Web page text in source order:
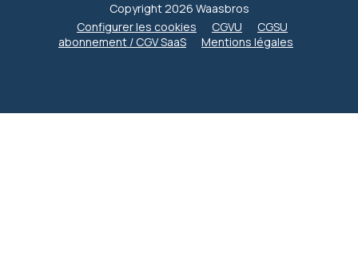
Copyright 2026 Waasbros
Configurer les cookies
CGVU
CGSU
abonnement / CGV SaaS
Mentions légales